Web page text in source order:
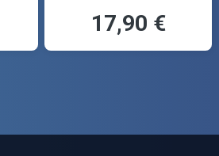
17,90 €